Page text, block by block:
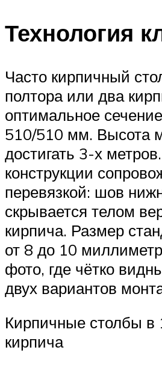
Технология
Часто кирпичный
полтора или два
оптимальное
510/510 мм. Высота
достигать 3-х
конструкции
перевязкой: шов
скрывается телом
кирпича. Размер
от 8 до 10
фото, где чётко
двух вариантов
Кирпичные столбы в
кирпича